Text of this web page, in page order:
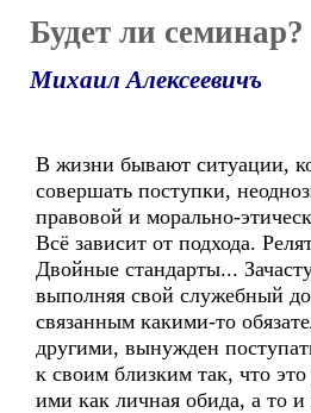
Будет ли семинар?
Михаил Алексеевичъ
В жизни бывают ситуации,
совершать поступки,
правовой и морально-
Всё зависит от подхода.
Двойные стандарты...
выполняя свой служебный
связанным какими-то
другими, вынужден
к своим близким так, что это
ими как личная обида, а то и